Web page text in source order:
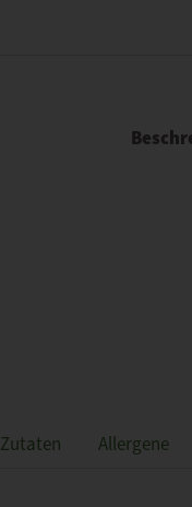
Zutaten Allergene